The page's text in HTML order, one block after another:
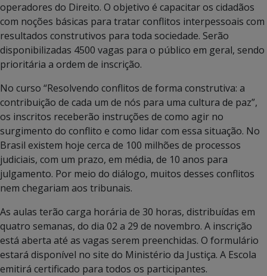
operadores do Direito. O objetivo é capacitar os cidadãos
com noções básicas para tratar conflitos interpessoais com
resultados construtivos para toda sociedade. Serão
disponibilizadas 4500 vagas para o público em geral, sendo
prioritária a ordem de inscrição.
No curso “Resolvendo conflitos de forma construtiva: a
contribuição de cada um de nós para uma cultura de paz”,
os inscritos receberão instruções de como agir no
surgimento do conflito e como lidar com essa situação. No
Brasil existem hoje cerca de 100 milhões de processos
judiciais, com um prazo, em média, de 10 anos para
julgamento. Por meio do diálogo, muitos desses conflitos
nem chegariam aos tribunais.
As aulas terão carga horária de 30 horas, distribuídas em
quatro semanas, do dia 02 a 29 de novembro. A inscrição
está aberta até as vagas serem preenchidas. O formulário
estará disponível no site do Ministério da Justiça. A Escola
emitirá certificado para todos os participantes.